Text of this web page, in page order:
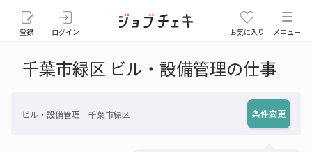
登録 ログイン お気に入り メニュー
千葉市緑区 ビル・設備管理の仕事
ビル・設備管理 千葉市緑区 条件変更